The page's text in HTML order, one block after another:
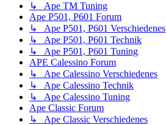
↳ Ape TM Tuning
Ape P501, P601 Forum
↳ Ape P501, P601 Verschiedenes
↳ Ape P501, P601 Technik
↳ Ape P501, P601 Tuning
APE Calessino Forum
↳ Ape Calessino Verschiedenes
↳ Ape Calessino Technik
↳ Ape Calessino Tuning
Ape Classic Forum
↳ Ape Classic Verschiedenes